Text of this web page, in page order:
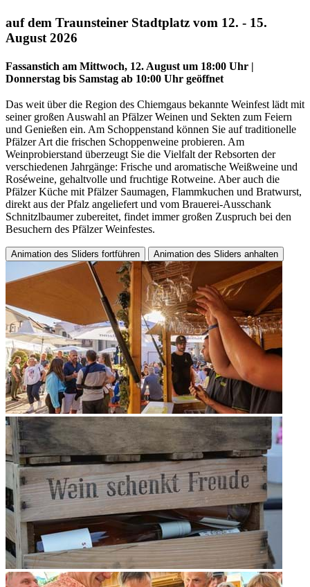
auf dem Traunsteiner Stadtplatz vom 12. - 15.
August 2026
Fassanstich am Mittwoch, 12. August um 18:00 Uhr |
Donnerstag bis Samstag ab 10:00 Uhr geöffnet
Das weit über die Region des Chiemgaus bekannte Weinfest lädt mit
seiner großen Auswahl an Pfälzer Weinen und Sekten zum Feiern
und Genießen ein. Am Schoppenstand können Sie auf traditionelle
Pfälzer Art die frischen Schoppenweine probieren. Am
Weinprobierstand überzeugt Sie die Vielfalt der Rebsorten der
verschiedenen Jahrgänge: Frische und aromatische Weißweine und
Roséweine, gehaltvolle und fruchtige Rotweine. Aber auch die
Pfälzer Küche mit Pfälzer Saumagen, Flammkuchen und Bratwurst,
direkt aus der Pfalz angeliefert und vom Brauerei-Ausschank
Schnitzlbaumer zubereitet, findet immer großen Zuspruch bei den
Besuchern des Pfälzer Weinfestes.
Animation des Sliders fortführen Animation des Sliders anhalten